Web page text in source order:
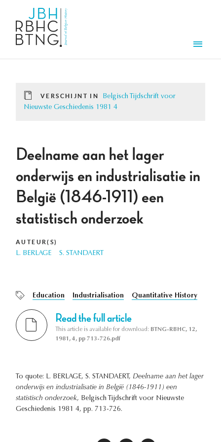
VERSCHIJNT IN
Belgisch Tijdschrift voor
Nieuwste Geschiedenis 1981 4
Deelname aan het lager
onderwijs en industrialisatie in
België (1846-1911) een
statistisch onderzoek
AUTEUR(S)
L. BERLAGE S. STANDAERT
Education Industrialisation Quantitative History
Read the full article
This article is available for download: BTNG-RBHC, 12,
1981, 4, pp 713-726.pdf
To quote: L. BERLAGE, S. STANDAERT, Deelname aan het lager
onderwijs en industrialisatie in België (1846-1911) een
statistisch onderzoek, Belgisch Tijdschrift voor Nieuwste
Geschiedenis 1981 4, pp. 713-726.